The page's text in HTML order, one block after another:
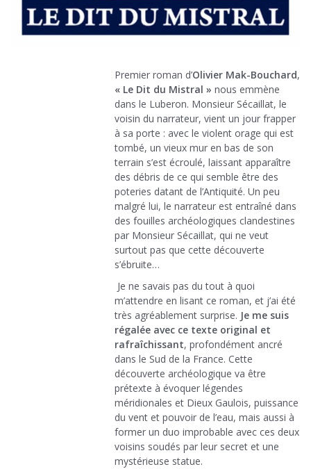
Premier roman d’Olivier Mak-Bouchard,
« Le Dit du Mistral » nous emmène
dans le Luberon. Monsieur Sécaillat, le
voisin du narrateur, vient un jour frapper
à sa porte : avec le violent orage qui est
tombé, un vieux mur en bas de son
terrain s’est écroulé, laissant apparaître
des débris de ce qui semble être des
poteries datant de l’Antiquité. Un peu
malgré lui, le narrateur est entraîné dans
des fouilles archéologiques clandestines
par Monsieur Sécaillat, qui ne veut
surtout pas que cette découverte
s’ébruite…
Je ne savais pas du tout à quoi
m’attendre en lisant ce roman, et j’ai été
très agréablement surprise. Je me suis
régalée avec ce texte original et
rafraîchissant, profondément ancré
dans le Sud de la France. Cette
découverte archéologique va être
prétexte à évoquer légendes
méridionales et Dieux Gaulois, puissance
du vent et pouvoir de l’eau, mais aussi à
former un duo improbable avec ces deux
voisins soudés par leur secret et une
mystérieuse statue.